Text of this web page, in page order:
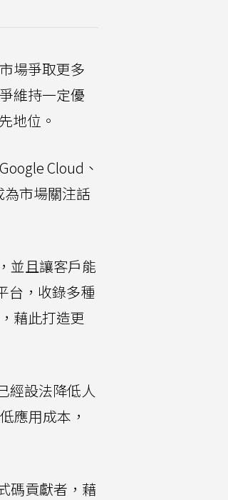
場爭取更多
維持一定優
地位。
Cloud、
市場關注話
並且讓客戶能
台，收錄多種
藉此打造更
經設法降低人
應用成本，
碼貢獻者，藉